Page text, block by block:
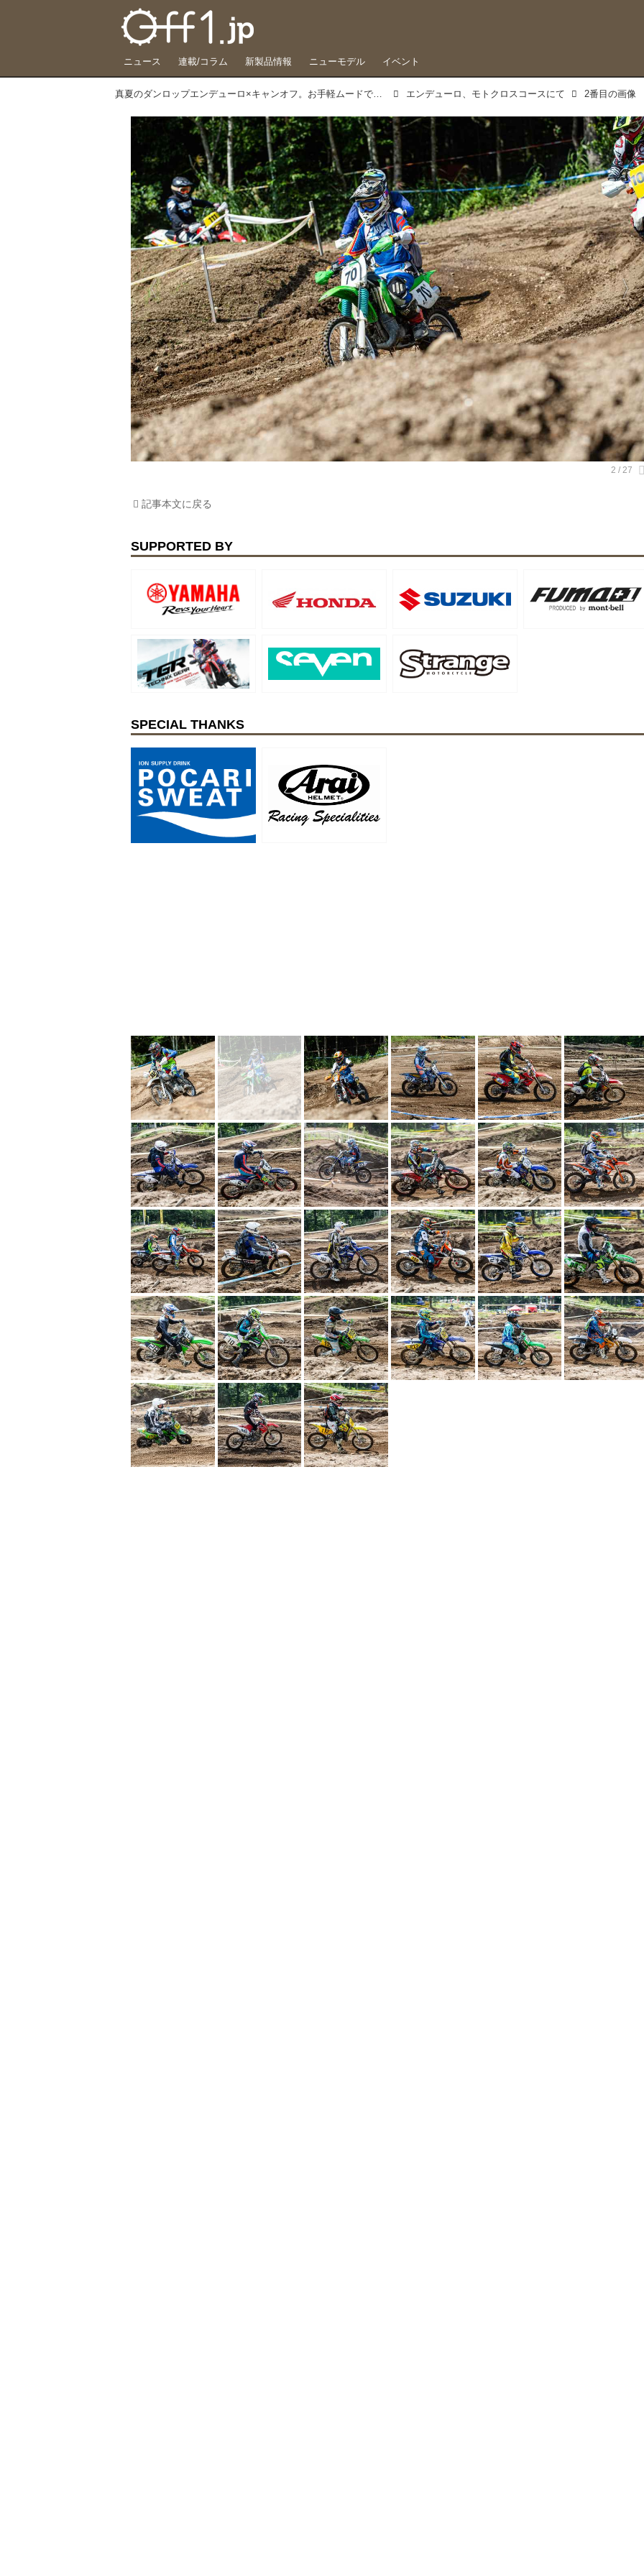
ニュース 連載/コラム 新製品情報 ニューモデル イベント
真夏のダンロップエンデューロ×キャンオフ。お手軽ムードで、今後人気急上昇の予感 エンデューロ、モトクロスコースにて 2番目の画像
記事本文に戻る
SUPPORTED BY
SPECIAL THANKS